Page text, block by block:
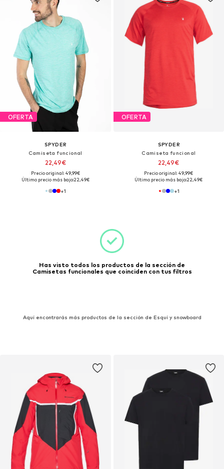
OFERTA
SPYDER
Camiseta funcional
22,49€
Precio original: 49,99€
Último precio más bajo:22,49€
+1
OFERTA
SPYDER
Camiseta funcional
22,49€
Precio original: 49,99€
Último precio más bajo:22,49€
+1
Has visto todos los productos de la sección de
Camisetas funcionales que coinciden con tus filtros
Aquí encontrarás más productos de la sección de Esquí y snowboard